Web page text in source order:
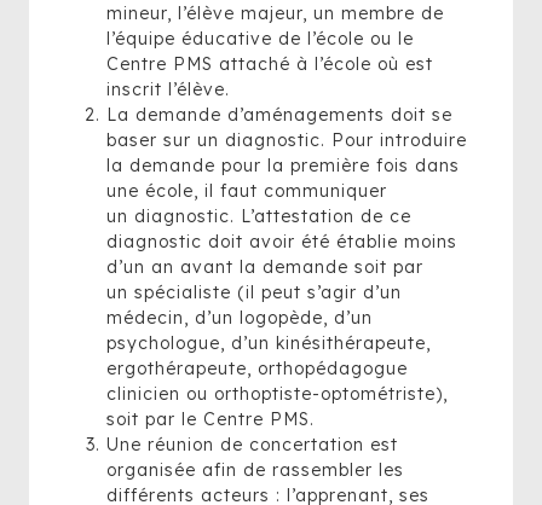
mineur, l’élève majeur, un membre de
l’équipe éducative de l’école ou le
Centre PMS attaché à l’école où est
inscrit l’élève.
La demande d’aménagements doit se
baser sur un diagnostic. Pour introduire
la demande pour la première fois dans
une école, il faut communiquer
un diagnostic. L’attestation de ce
diagnostic doit avoir été établie moins
d’un an avant la demande soit par
un spécialiste (il peut s’agir d’un
médecin, d’un logopède, d’un
psychologue, d’un kinésithérapeute,
ergothérapeute, orthopédagogue
clinicien ou orthoptiste-optométriste),
soit par le Centre PMS.
Une réunion de concertation est
organisée afin de rassembler les
différents acteurs : l’apprenant, ses